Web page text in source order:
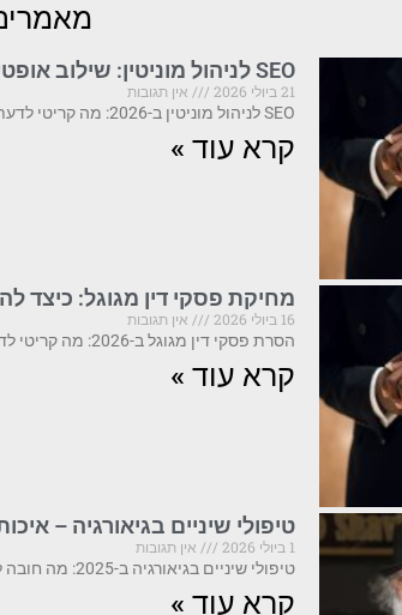
SEO לניהול מוניטין: שילוב אופטימיזציה עם דחיקת תוצאות
21 ביולי 2026
אין תגובות
SEO לניהול מוניטין ב-2026: מה קריטי לדעת לפני שהתדמית שלך נפגעת SEO לניהול מוניטין הוא
קרא עוד »
מחיקת פסקי דין מגוגל: כיצד
16 ביולי 2026
אין תגובות
הסרת פסקי דין מגוגל ב-2026: מה קריטי לדעת לפני שפועלים פסקי דין המופיעים בתוצאות החיפוש
קרא עוד »
טיפולי שיניים בגיאורגיה –
1 ביולי 2026
אין תגובות
טיפולי שיניים בגיאורגיה ב-2025: מה חובה לדעת לפני שמזמינים טיסה גיאורגיה הפכה ביחשנים האחרונות ליעד
קרא עוד »